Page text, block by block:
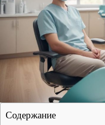
Содержание